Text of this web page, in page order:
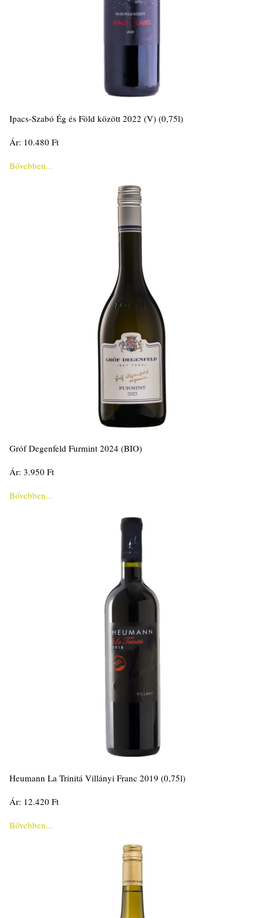
Ipacs-Szabó Ég és Föld között 2022 (V) (0,75l)
Ár: 10.480 Ft
Bővebben...
Gróf Degenfeld Furmint 2024 (BIO)
Ár: 3.950 Ft
Bővebben...
Heumann La Trinitá Villányi Franc 2019 (0,75l)
Ár: 12.420 Ft
Bővebben...